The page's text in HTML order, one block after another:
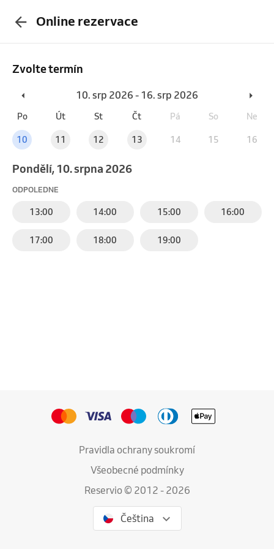
Online rezervace
Zvolte termín
10. srp 2026 - 16. srp 2026
Po Út St Čt Pá So Ne
10 11 12 13 14 15 16
pondělí, 10. srpna 2026
ODPOLEDNE
13:00 14:00 15:00 16:00
17:00 18:00 19:00
Pravidla ochrany soukromí
Všeobecné podmínky
Reservio © 2012 - 2026
Čeština